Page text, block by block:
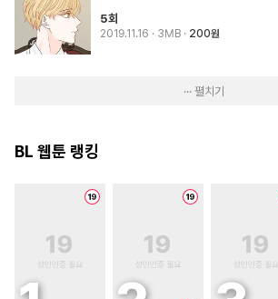
5회
2019.11.16 · 3MB 200원
··· 펼치기
BL 웹툰 랭킹